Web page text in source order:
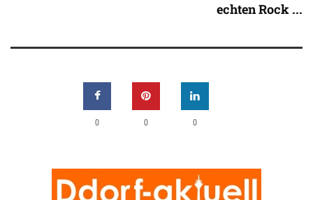
echten Rock ...
0 0 0